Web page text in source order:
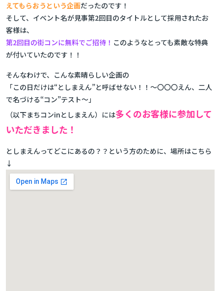
えてもらおうという企画だったのです！
そして、イベント名が見事第2回目のタイトルとして採用されたお
客様は、
第2回目の街コンに無料でご招待！ このようなとっても素敵な特典
が付いていたのです！！
そんなわけで、こんな素晴らしい企画の
「この日だけは“としまえん”と呼ばせない！！～〇〇〇えん、二人
で名づける“コン”テスト～」
（以下まちコンinとしまえん）には多くのお客様に参加して
いただきました！
としまえんってどこにあるの？？という方のために、場所はこちら
↓